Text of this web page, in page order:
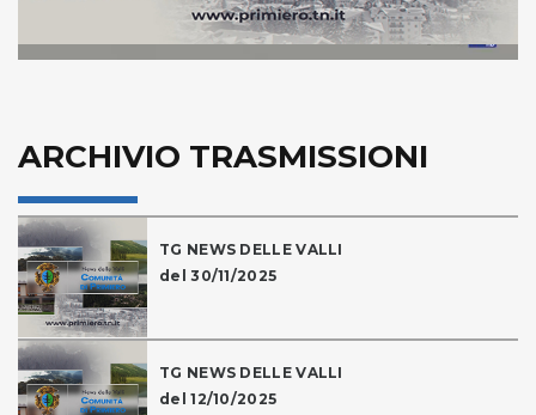
ARCHIVIO TRASMISSIONI
TG NEWS DELLE VALLI
del 30/11/2025
TG NEWS DELLE VALLI
del 12/10/2025